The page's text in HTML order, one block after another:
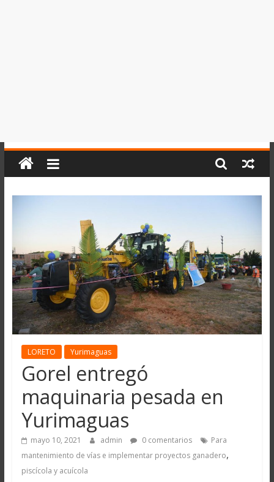
LORETO Yurimaguas
Gorel entregó
maquinaria pesada en
Yurimaguas
mayo 10, 2021 admin 0 comentarios
Para
mantenimiento de vías e implementar proyectos ganadero,
piscícola y acuícola